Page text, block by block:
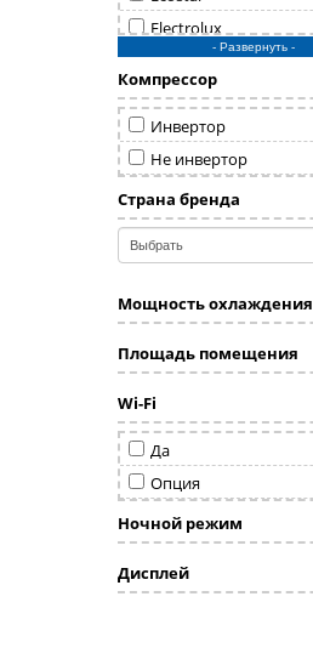
Electrolux
Energolux
Fujitsu
Funai
General
General Climate
Haier
Hisense
Kentatsu
LG
Mdv
Midea
Mitsubishi Electric
Mitsubishi Heavy
Pioneer
- Развернуть -
Компрессор
Инвертор
Не инвертор
Страна бренда
Мощность охлаждения
Площадь помещения
Wi-Fi
Да
Опция
Ночной режим
Дисплей